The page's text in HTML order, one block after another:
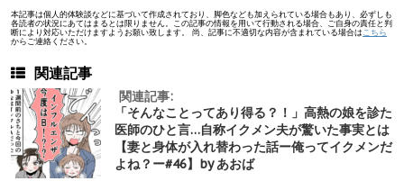
本記事は個人的体験談などに基づいて作成されており、脚色なども加えられている場合もあり、必ずしも
各読者の状況にあてはまるとは限りません。この記事の情報を用いて行動される場合、ご自身の責任と判
断により対応いただけますようお願い致します。 尚、記事に不適切な内容が含まれている場合はこちら
からご連絡ください。
関連記事
関連記事:
「そんなことってあり得る？！」高熱の娘を診た
医師のひと言…自称イクメン夫が驚いた事実とは
【妻と身体が入れ替わった話ー俺ってイクメンだ
よね？ー#46】by あおば